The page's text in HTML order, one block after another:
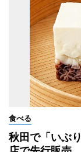
食べる
秋田で「いぶ